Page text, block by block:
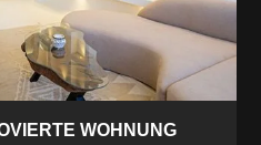
WOHNUNG